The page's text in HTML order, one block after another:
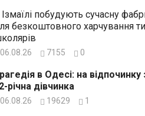
побудують сучасну
безкоштовного харчування
06.08.26 7155 0
в Одесі: на відпочинку
річна дівчинка
06.08.26 19629 1